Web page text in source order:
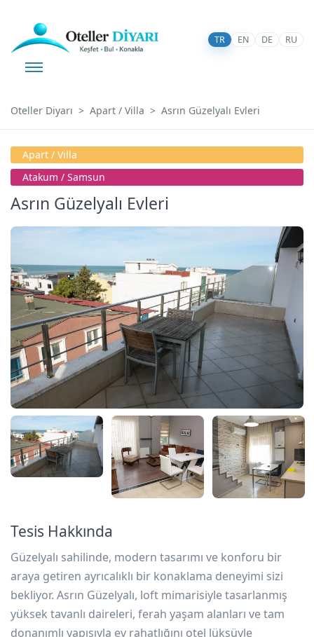
TR EN DE RU
Oteller Diyarı Apart / Villa Asrın Güzelyalı Evleri
Apart / Villa
Atakum / Samsun
Asrın Güzelyalı Evleri
Tesis Hakkında
Güzelyalı sahilinde, modern tasarımı ve konforu bir
araya getiren ayrıcalıklı bir konaklama deneyimi sizi
bekliyor. Asrın Güzelyalı, loft mimarisiyle tasarlanmış
yüksek tavanlı daireleri, ferah yaşam alanları ve tam
donanımlı yapısıyla ev rahatlığını otel lüksüyle